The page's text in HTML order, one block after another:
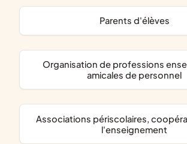
parents d'élèves
organisation de professions enseignantes,
amicales de personnel
associations périscolaires, coopération, aide à
l'enseignement